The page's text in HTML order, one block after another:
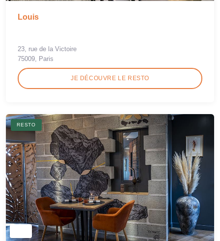
Louis
23, rue de la Victoire
75009, Paris
JE DÉCOUVRE LE RESTO
RESTO